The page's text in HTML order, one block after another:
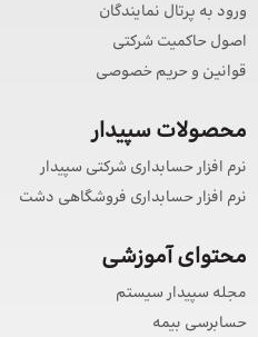
ورود به پرتال نمایندگان
اصول حاکمیت شرکتی
قوانین و حریم خصوصی
محصولات سپیدار
نرم افزار حسابداری شرکتی سپیدار
نرم افزار حسابداری فروشگاهی دشت
محتوای آموزشی
مجله سپیدار سیستم
حسابرسی بیمه